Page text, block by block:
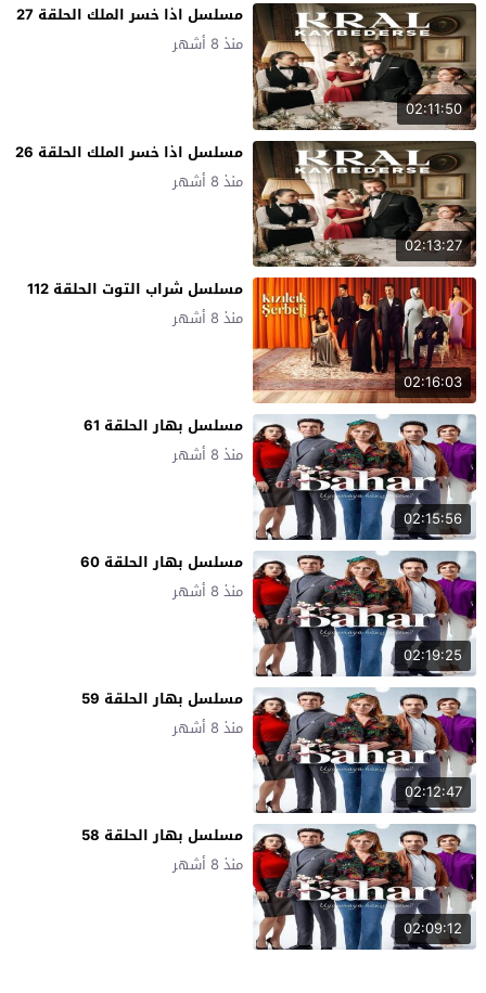
02:11:50
مسلسل اذا خسر الملك الحلقة 27
منذ 8 أشهر
02:13:27
مسلسل اذا خسر الملك الحلقة 26
منذ 8 أشهر
02:16:03
مسلسل شراب التوت الحلقة 112
منذ 8 أشهر
02:15:56
مسلسل بهار الحلقة 61
منذ 8 أشهر
02:19:25
مسلسل بهار الحلقة 60
منذ 8 أشهر
02:12:47
مسلسل بهار الحلقة 59
منذ 8 أشهر
02:09:12
مسلسل بهار الحلقة 58
منذ 8 أشهر